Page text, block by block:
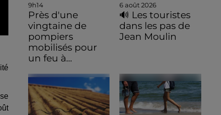
9h14
Près d'une
vingtaine de
pompiers
mobilisés pour
un feu à...
6 août 2026
🔊 Les touristes
dans les pas de
Jean Moulin